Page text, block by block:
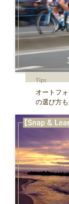
Tips
オートフ
の選び方